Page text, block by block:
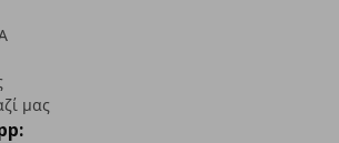
μας